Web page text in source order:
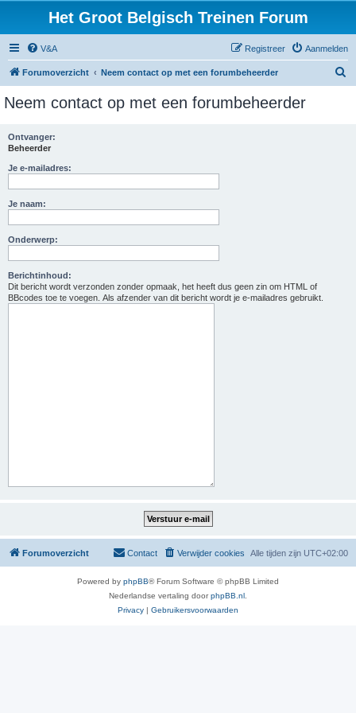
Het Groot Belgisch Treinen Forum
V&A Aanmelden
Registreer
Forumoverzicht Neem contact op met een forumbeheerder
Neem contact op met een forumbeheerder
Ontvanger:
Beheerder
Je e-mailadres:
Je naam:
Onderwerp:
Berichtinhoud:
Dit bericht wordt verzonden zonder opmaak, het heeft dus geen zin om HTML of
BBcodes toe te voegen. Als afzender van dit bericht wordt je e-mailadres gebruikt.
Forumoverzicht Alle tijden zijn UTC+02:00
Verwijder cookies
Contact
Powered by phpBB® Forum Software © phpBB Limited
Nederlandse vertaling doorphpBB.nl
Privacy | Gebruikersvoorwaarden